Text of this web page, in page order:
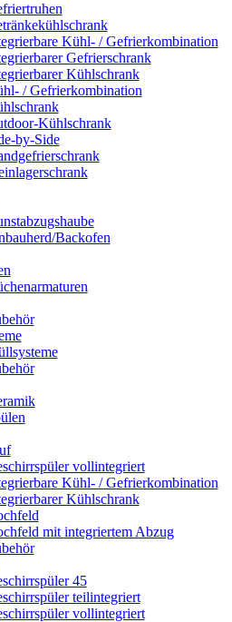
Kühl- / Gefrierkombination
Gefrierschrank
Kühlschrank
/ Gefrierkombination
Kühlschrank
by-Side
Backofen
vollintegriert
Kühl- / Gefrierkombination
Kühlschrank
mit integriertem Abzug
45
teilintegriert
vollintegriert